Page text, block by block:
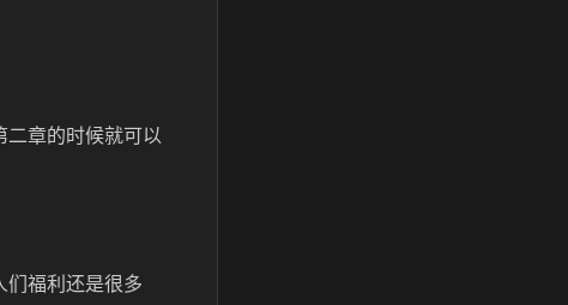
章的时候就可以
们福利还是很多